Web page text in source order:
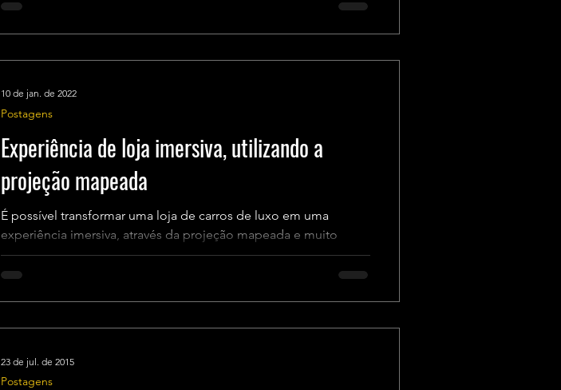
Experiência de loja imersiva, utilizando a
projeção mapeada
É possível transformar uma loja de carros de luxo em uma
experiência imersiva, através da projeção mapeada e muito
design. A ZW Design...
Postagens
10 de jan. de 2022
Postagens
23 de jul. de 2015